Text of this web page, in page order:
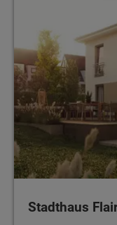
Stadthaus